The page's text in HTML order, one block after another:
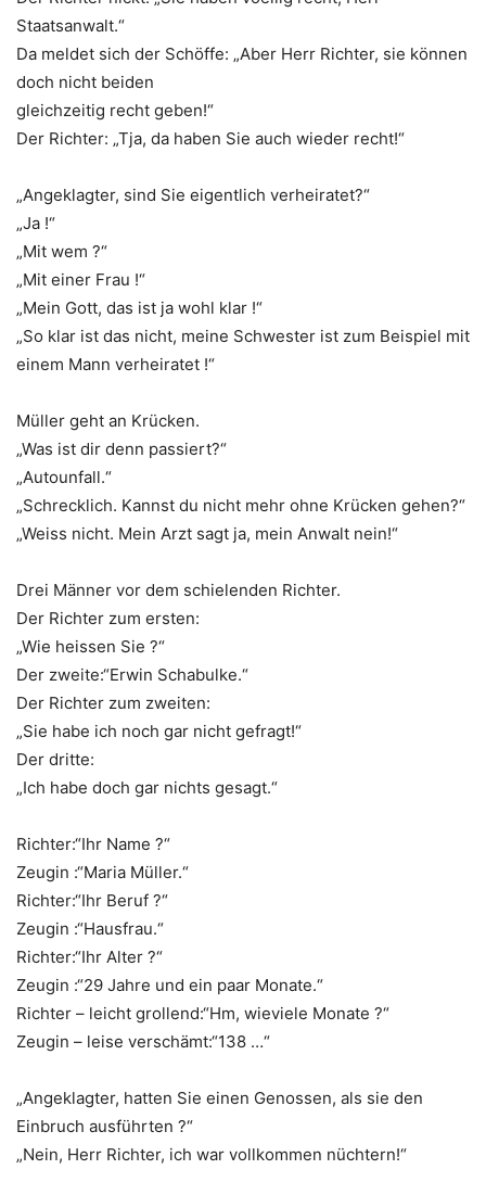
Staatsanwalt.“
Da meldet sich der Schöffe: „Aber Herr Richter, sie können
doch nicht beiden
gleichzeitig recht geben!“
Der Richter: „Tja, da haben Sie auch wieder recht!“
„Angeklagter, sind Sie eigentlich verheiratet?“
„Ja !“
„Mit wem ?“
„Mit einer Frau !“
„Mein Gott, das ist ja wohl klar !“
„So klar ist das nicht, meine Schwester ist zum Beispiel mit
einem Mann verheiratet !“
Müller geht an Krücken.
„Was ist dir denn passiert?“
„Autounfall.“
„Schrecklich. Kannst du nicht mehr ohne Krücken gehen?“
„Weiss nicht. Mein Arzt sagt ja, mein Anwalt nein!“
Drei Männer vor dem schielenden Richter.
Der Richter zum ersten:
„Wie heissen Sie ?“
Der zweite:“Erwin Schabulke.“
Der Richter zum zweiten:
„Sie habe ich noch gar nicht gefragt!“
Der dritte:
„Ich habe doch gar nichts gesagt.“
Richter:“Ihr Name ?“
Zeugin :“Maria Müller.“
Richter:“Ihr Beruf ?“
Zeugin :“Hausfrau.“
Richter:“Ihr Alter ?“
Zeugin :“29 Jahre und ein paar Monate.“
Richter – leicht grollend:“Hm, wieviele Monate ?“
Zeugin – leise verschämt:“138 …“
„Angeklagter, hatten Sie einen Genossen, als sie den
Einbruch ausführten ?“
„Nein, Herr Richter, ich war vollkommen nüchtern!“